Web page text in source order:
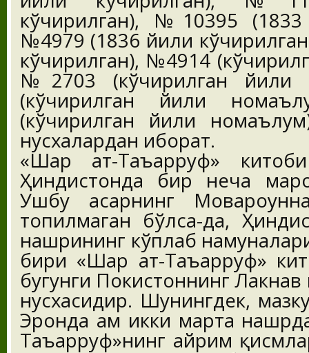
кўчирилган), №10395
№4979 (1836 йили
кўчирилган), №4914
№2703 (кўчирилган
(кўчирилган йили
(кўчирилган йили
нусхалардан иборат.
«Шарҳ ат-Таъарруф»
Ҳиндистонда бир неча
Ушбу асарнинг
топилмаган бўлса-да,
нашрининг кўплаб
бири «Шарҳ ат-Таъарруф»
бугунги Покистоннинг
нусхасидир. Шунингдек,
Эронда ҳам икки марта
Таъарруф»нинг айрим